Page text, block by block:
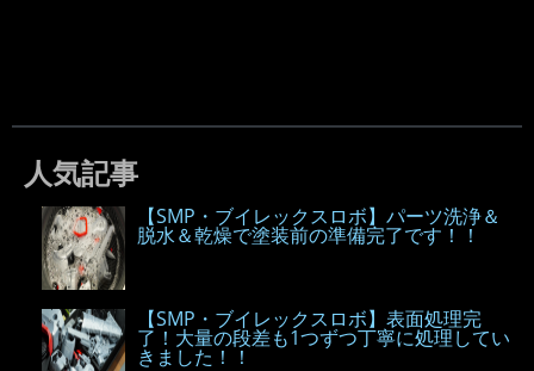
人気記事
【SMP・ブイレックスロボ】パーツ洗浄＆
脱水＆乾燥で塗装前の準備完了です！！
【SMP・ブイレックスロボ】表面処理完
了！大量の段差も1つずつ丁寧に処理してい
きました！！